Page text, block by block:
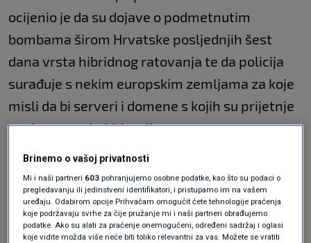
ocijenio je da su dojave o podmetnutim
bombama širom Hrvatske posljednjih šest
dana vrsta hibridnog ratovanja te da policija
surađuje s nekim europskim zemljama za koje
misli da bi serveri i domene s kojih su prijetnje
poslane mogle biti u njima.
"Ima naznaka odakle bi mogle biti te domene i
serveri, ali o detaljima nismo spremni govoriti",
kazao je Božinović u petak nakon otvaranja
zgrade Policijske postaje Novalja.
Brinemo o vašoj privatnosti
Mi i naši partneri 603 pohranjujemo osobne podatke, kao što su podaci o
pregledavanju ili jedinstveni identifikatori, i pristupamo im na vašem
uređaju. Odabirom opcije Prihvaćam omogućit ćete tehnologije praćenja
koje podržavaju svrhe za čije pružanje mi i naši partneri obrađujemo
podatke. Ako su alati za praćenje onemogućeni, određeni sadržaj i oglasi
koje vidite možda više neće biti toliko relevantni za vas. Možete se vratiti